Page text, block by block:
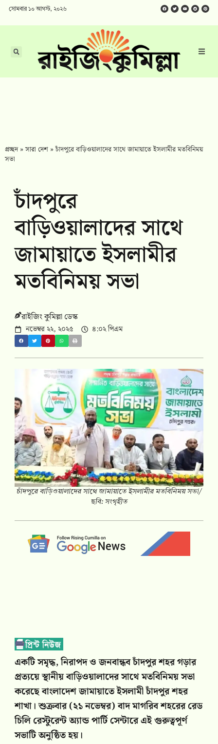
সোমবার ১০ আগস্ট, ২০২৬
প্রচ্ছদ»সারা দেশ »চাঁদপুরে বাড়িওয়ালাদের সাথে জামায়াতে ইসলামীর মতবিনিময়
সভা
চাঁদপুরে
বাড়িওয়ালাদের সাথে
জামায়াতে ইসলামীর
মতবিনিময় সভা
রাইজিং কুমিল্লা ডেস্ক
নভেম্বর ২২, ২০২৫ ৪:০২ পিএম
চাঁদপুরে বাড়িওয়ালাদের সাথে জামায়াতে ইসলামীর মতবিনিময় সভা/
ছবি: সংগৃহীত
একটি সমৃদ্ধ, নিরাপদ ও জনবান্ধব চাঁদপুর শহর গড়ার
প্রত্যয়ে স্থানীয় বাড়িওয়ালাদের সাথে মতবিনিময় সভা
করেছে বাংলাদেশ জামায়াতে ইসলামী চাঁদপুর শহর
শাখা। শুক্রবার (২১ নভেম্বর) বাদ মাগরিব শহরের রেড
চিলি রেস্টুরেন্ট অ্যান্ড পার্টি সেন্টারে এই গুরুত্বপূর্ণ
সভাটি অনুষ্ঠিত হয়।